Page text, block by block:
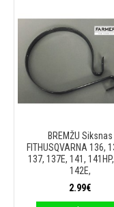
BREMŽU Siksnas
FITHUSQVARNA 136,
137, 137E, 141,
142E,
2.99€